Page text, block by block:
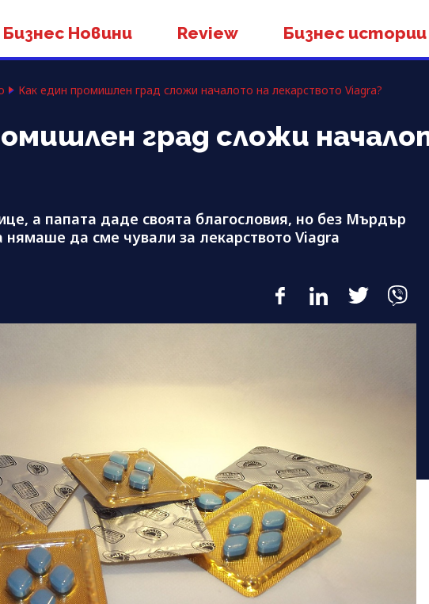
Бизнес Новини Review Бизнес истории
Как един промишлен град сложи началото на лекарството Viagra?
град сложи
а папата даде своята благословия, но без Мърдър
да сме чували за лекарството Viagra